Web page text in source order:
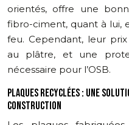
orientés, offre une
fibro-ciment, quant à lui,
feu. Cependant, leur
au plâtre, et une
nécessaire pour l’OSB.
PLAQUES RECYCLÉES : UNE
CONSTRUCTION